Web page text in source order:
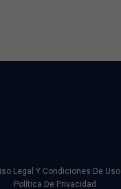
Legal Y Condiciones De Uso
Política De Privacidad